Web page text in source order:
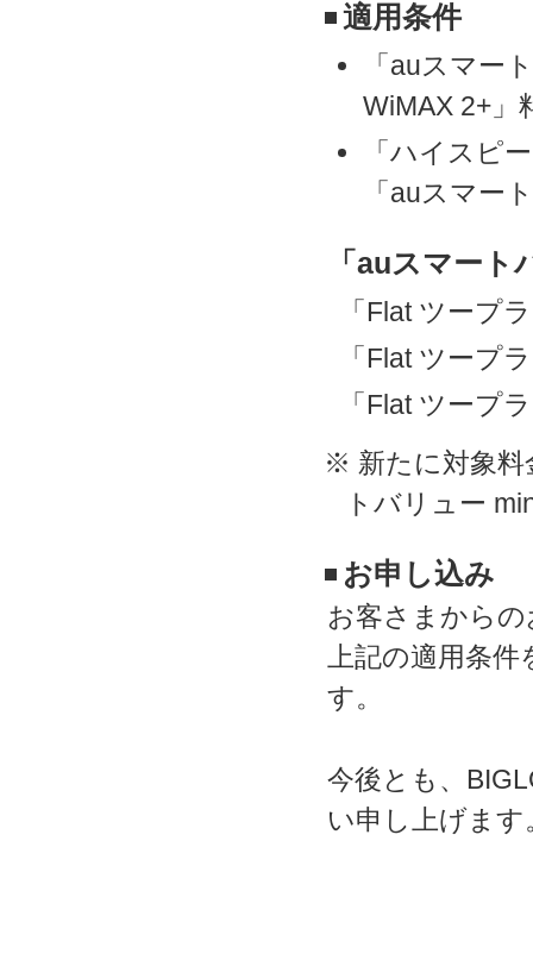
適用条件
「auスマー
WiMAX 2+」
「ハイスピ
「auスマー
「auスマー
「Flat ツープ
「Flat ツープ
「Flat ツープ
※ 新たに対象料
トバリュー
お申し込み
お客さまから
上記の適用条件
す。
今後とも、
い申し上げます